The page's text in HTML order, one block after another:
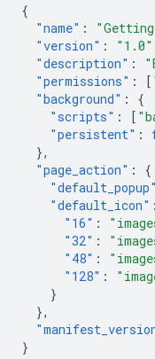
{
"name" :
"version" : "1.0"
"description" :
"permissions" : [
"background" :
{
"scripts" : [
"persistent" :
},
"page_action" :
{
"default_popup"
"default_icon" :
"16" :
"32" :
"48" :
"128" :
}
},
}